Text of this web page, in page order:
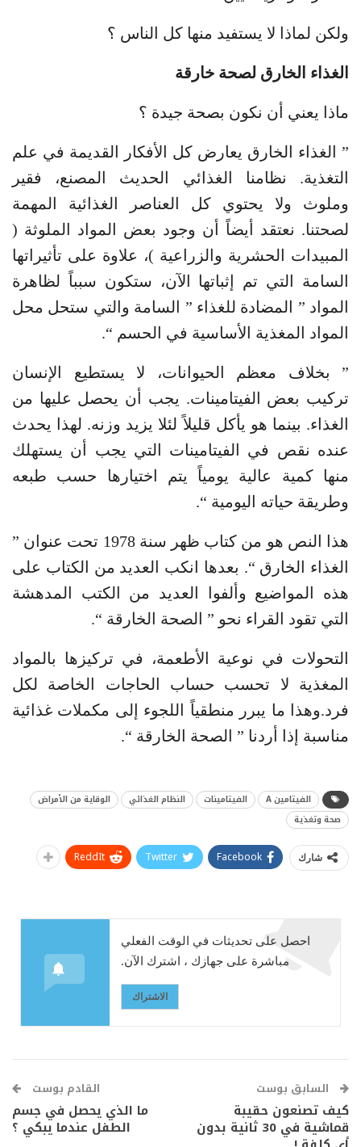
ولكن لماذا لا يستفيد منها كل الناس ؟
الغذاء الخارق لصحة خارقة
ماذا يعني أن نكون بصحة جيدة ؟
” الغذاء الخارق يعارض كل الأفكار القديمة في علم
التغذية. نظامنا الغذائي الحديث المصنع، فقير
وملوث ولا يحتوي كل العناصر الغذائية المهمة
لصحتنا. نعتقد أيضاً أن وجود بعض المواد الملوثة (
المبيدات الحشرية والزراعية )، علاوة على تأثيراتها
السامة التي تم إثباتها الآن، ستكون سبباً لظاهرة
المواد ” المضادة للغذاء ” السامة والتي ستحل محل
المواد المغذية الأساسية في الحسم “.
” بخلاف معظم الحيوانات، لا يستطيع الإنسان
تركيب بعض الفيتامينات. يجب أن يحصل عليها من
الغذاء. بينما هو يأكل قليلاً لئلا يزيد وزنه. لهذا يحدث
عنده نقص في الفيتامينات التي يجب أن يستهلك
منها كمية عالية يومياً يتم اختيارها حسب طبعه
وطريقة حياته اليومية “.
هذا النص هو من كتاب ظهر سنة 1978 تحت عنوان ”
الغذاء الخارق “. بعدها انكب العديد من الكتاب على
هذه المواضيع وألفوا العديد من الكتب المدهشة
التي تقود القراء نحو ” الصحة الخارقة “.
التحولات في نوعية الأطعمة، في تركيزها بالمواد
المغذية لا تحسب حساب الحاجات الخاصة لكل
فرد.وهذا ما يبرر منطقياً اللجوء إلى مكملات غذائية
مناسبة إذا أردنا ” الصحة الخارقة “.
الفيتامين A الفيتامينات النظام الغذائي
الوقاية من الأمراض
صحة وتغذية
شارك Facebook
Twitter
ReddIt
احصل على تحديثات في الوقت الفعلي
مباشرة على جهازك ، اشترك الآن.
الاشتراك
السابق بوست
كيف تصنعون حقيبة
قماشية في 30 ثانية بدون
القادم بوست
ما الذي يحصل في جسم
الطفل عندما يبكي ؟